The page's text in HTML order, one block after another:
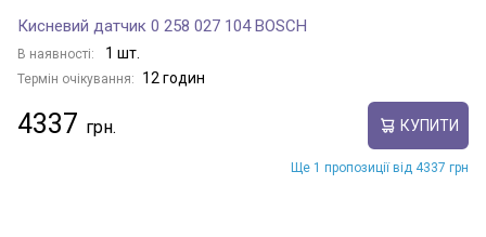
Кисневий датчик 0 258 027 104 BOSCH
В наявності: 1 шт.
Термін очікування: 12 годин
4337 КУПИТИ
Ще 1 пропозиції від 4337 грн